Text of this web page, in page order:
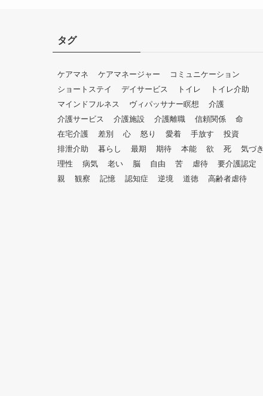
タグ
ケアマネ ケアマネージャー
コミュニケーション
ショートステイ
デイサービス トイレ
トイレ介助
マインドフルネス
ヴィパッサナー瞑想
介護
介護サービス
介護施設 介護離職 信頼関係
命
在宅介護
差別 心 怒り 愛着 手放す
投資
排泄介助
暮らし 最期 期待 本能 欲 死
気づき
理性
病気 老い 脳 自由 苦 虐待
要介護認定
親
観察 記憶 認知症 逆境 道徳 高齢者虐待